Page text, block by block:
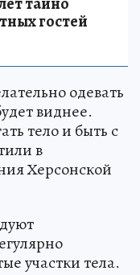
гостей
одевать
виднее.
тело и быть с
в
Херсонской
участки тела.